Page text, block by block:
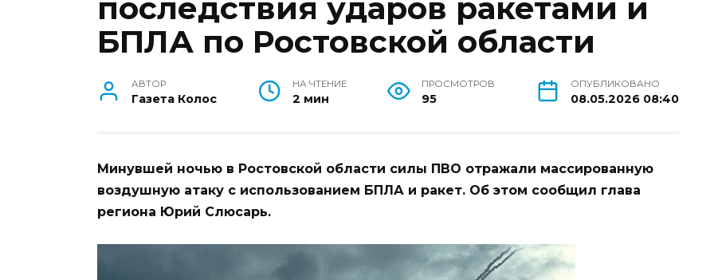
последствия ударов ракетами и
БПЛА по Ростовской области
АВТОР
Газета Колос
НА ЧТЕНИЕ
2 мин
ПРОСМОТРОВ
95
ОПУБЛИКОВАНО
08.05.2026 08:40
Минувшей ночью в Ростовской области силы ПВО отражали массированную
воздушную атаку с использованием БПЛА и ракет. Об этом сообщил глава
региона Юрий Слюсарь.